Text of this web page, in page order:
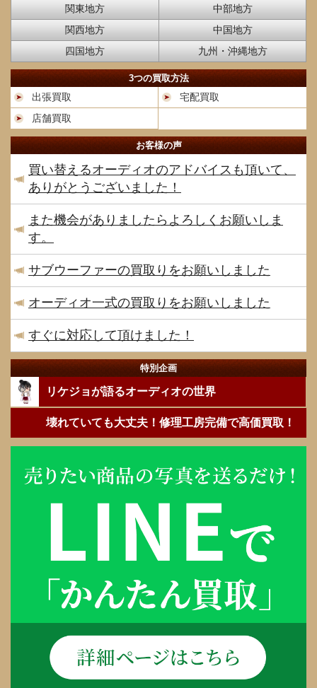
関東地方
中部地方
関西地方
中国地方
四国地方
九州・沖縄地方
3つの買取方法
出張買取
宅配買取
店舗買取
お客様の声
買い替えるオーディオのアドバイスも頂いて、
ありがとうございました！
また機会がありましたらよろしくお願いしま
す。
サブウーファーの買取りをお願いしました
オーディオ一式の買取りをお願いしました
すぐに対応して頂けました！
特別企画
リケジョが語るオーディオの世界
壊れていても大丈夫！修理工房完備で高価買取！